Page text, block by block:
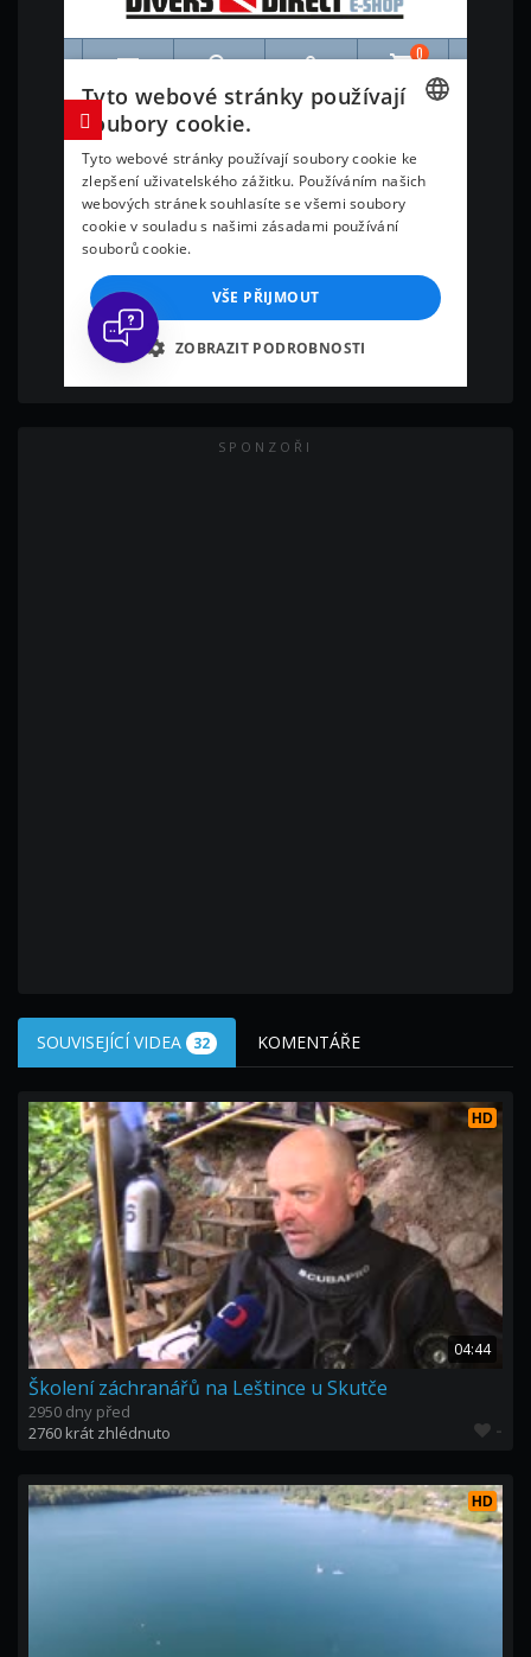
SPONZOŘI
SOUVISEJÍCÍ VIDEA 32 KOMENTÁŘE
HD
04:44
Školení záchranářů na Leštince u Skutče
2950 dny před
2760 krát zhlédnuto
-
HD